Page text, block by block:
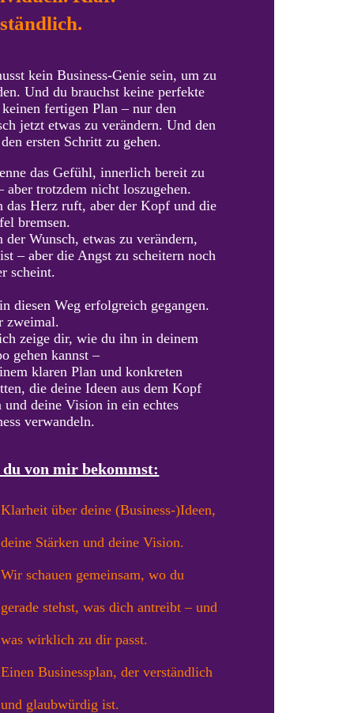
.
kein Business-Genie sein, um zu
Und du brauchst keine perfekte
fertigen Plan – nur den
jetzt etwas zu verändern. Und den
ersten Schritt zu gehen.
das Gefühl, innerlich bereit zu
aber trotzdem nicht loszugehen.
das Herz ruft, aber der Kopf und die
bremsen.
der Wunsch, etwas zu verändern,
– aber die Angst zu scheitern noch
scheint.
diesen Weg erfolgreich gegangen.
zweimal.
zeige dir, wie du ihn in deinem
gehen kannst –
klaren Plan und konkreten
die deine Ideen aus dem Kopf
und deine Vision in ein echtes
verwandeln.
du von mir bekommst:
Klarheit über deine (Business-)Ideen,
deine Stärken und deine Vision.
Wir schauen gemeinsam, wo du
gerade stehst, was dich antreibt – und
was wirklich zu dir passt.
Einen Businessplan, der verständlich
und glaubwürdig ist.